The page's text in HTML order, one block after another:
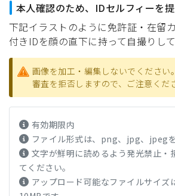
本人確認のため、IDセルフィーを提
下記イラストのように免許証・在留
付きIDを顔の直下に持って自撮りして
画像を加工・編集しないでください
審査を拒否しますので、ご注意くだ
有効期限内
ファイル形式は、png、jpg、jpegを
文字が鮮明に読めるよう発光禁止・
てください。
アップロード可能なファイルサイズ